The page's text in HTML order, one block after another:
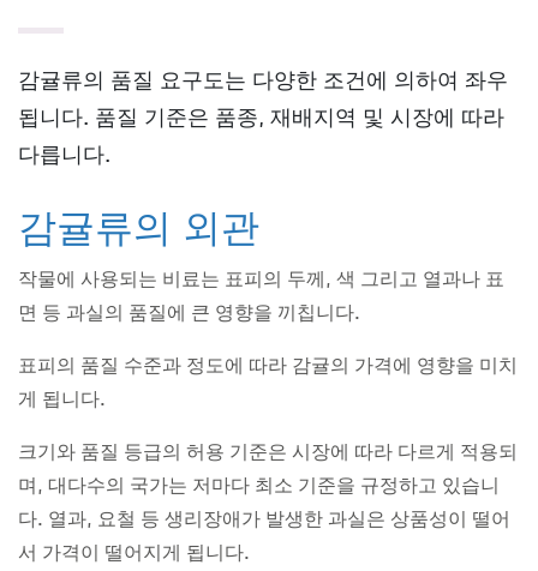
감귤류의 품질 요구도는 다양한 조건에 의하여 좌우
됩니다. 품질 기준은 품종, 재배지역 및 시장에 따라
다릅니다.
감귤류의 외관
작물에 사용되는 비료는 표피의 두께, 색 그리고 열과나 표
면 등 과실의 품질에 큰 영향을 끼칩니다.
표피의 품질 수준과 정도에 따라 감귤의 가격에 영향을 미치
게 됩니다.
크기와 품질 등급의 허용 기준은 시장에 따라 다르게 적용되
며, 대다수의 국가는 저마다 최소 기준을 규정하고 있습니
다. 열과, 요철 등 생리장애가 발생한 과실은 상품성이 떨어
서 가격이 떨어지게 됩니다.